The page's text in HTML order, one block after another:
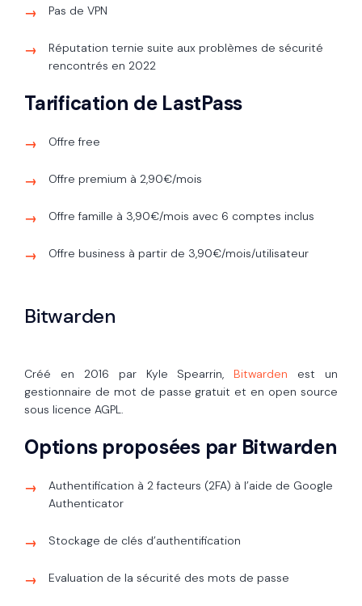
Pas de VPN
Réputation ternie suite aux problèmes de sécurité
rencontrés en 2022
Tarification de LastPass
Offre free
Offre premium à 2,90€/mois
Offre famille à 3,90€/mois avec 6 comptes inclus
Offre business à partir de 3,90€/mois/utilisateur
Bitwarden
Créé en 2016 par Kyle Spearrin, Bitwarden est un
gestionnaire de mot de passe gratuit et en open source
sous licence AGPL.
Options proposées par Bitwarden
Authentification à 2 facteurs (2FA) à l’aide de Google
Authenticator
Stockage de clés d’authentification
Evaluation de la sécurité des mots de passe